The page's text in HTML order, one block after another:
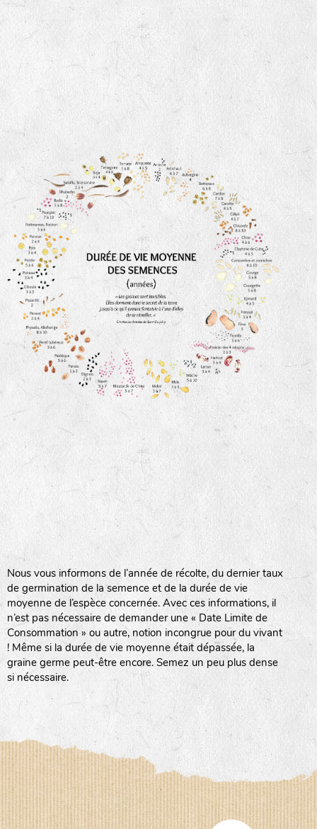
BINGENHEIMER SAATGUT (BGH)
www.bingenheimersaatgut.de
DE BOLSTER (DBO)
www.bolster.nl
GRAINE DEL PAÏS (GDP)
www.grainesdelpais.com
JARDIN EN’VIE (JEV)
LA BOITE A GRAINES (LBAG)
Nous vous informons de l’année de récolte, du dernier taux
de germination de la semence et de la durée de vie
moyenne de l’espèce concernée. Avec ces informations, il
n’est pas nécessaire de demander une « Date Limite de
Consommation » ou autre, notion incongrue pour du vivant
! Même si la durée de vie moyenne était dépassée, la
graine germe peut-être encore. Semez un peu plus dense
si nécessaire.
LA RÉFÉRENCE : 20BPA1A (en haut à gauche)
F : Fleurs.
Les autres catégories étant :
: Engrais vert
: Légumes
: Aromatiques
BEL : Code de la variété
(Ici Belle de nuit)
(ici 2020)
BPA : Initiales du producteur ou du fournisseur de la
semence.
1 : Numéro d’ordre du lot
A : Sans calibre.
G: Gros
M : Moyen calibre
P: Petit calibre
tas de compost
animaux domestiques
animaux sauvages
biodiversité cultivée
Légumes feuilles
Légumes racines
Plantes aromatiques